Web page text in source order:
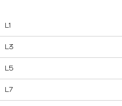
L1
L3
L5
L7